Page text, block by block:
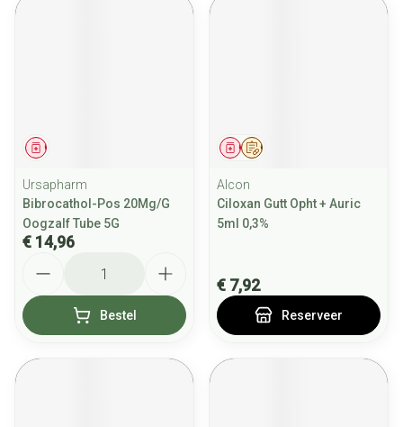
Geneesmiddel
Ursapharm
Bibrocathol-Pos 20Mg/G
Oogzalf Tube 5G
€ 14,96
Bestel
Op voorschrift
Geneesmiddel
Alcon
Ciloxan Gutt Opht + Auric
5ml 0,3%
€ 7,92
Reserveer